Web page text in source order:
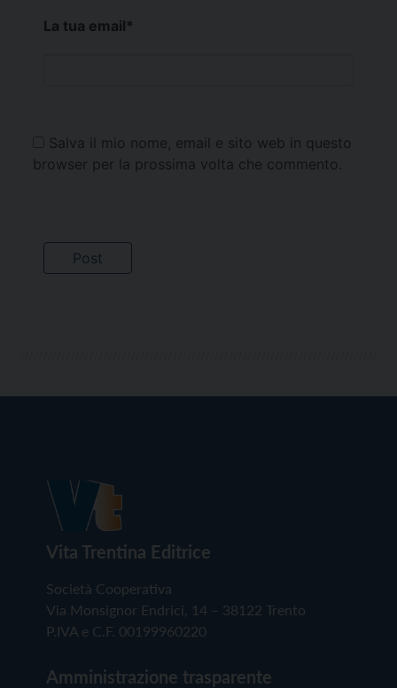
La tua email*
Salva il mio nome, email e sito web in questo
browser per la prossima volta che commento.
Vita Trentina Editrice
Società Cooperativa
Via Monsignor Endrici, 14 – 38122 Trento
P.IVA e C.F. 00199960220
Amministrazione trasparente